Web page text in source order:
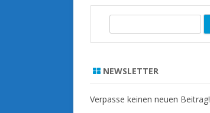
c
NEWSLETTER
Verpasse keinen neuen Beitrag!